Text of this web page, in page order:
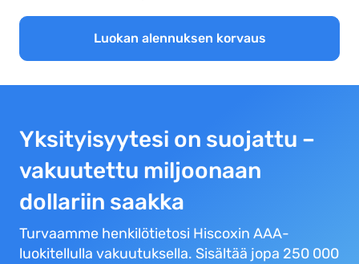
Luokan alennuksen korvaus
Yksityisyytesi on suojattu –
vakuutettu miljoonaan
dollariin saakka
Turvaamme henkilötietosi Hiscoxin AAA-
luokitellulla vakuutuksella. Sisältää jopa 250 000